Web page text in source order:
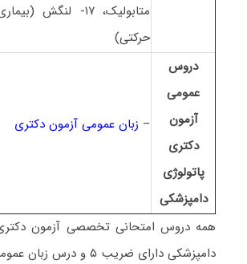
متابولیک، ۱۷- لنگش
حرکتی)
دروس
عمومی
آزمون
دکتری
پاتولوژی
دامپزشکی
– زبان عمومی آزمون دکتری
همه دروس امتحانی تخصصی آزمون
دامپزشکی